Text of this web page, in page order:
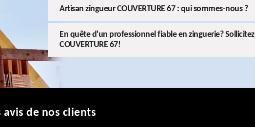
Artisan zingueur COUVERTURE 67 : qui sommes-nous ?
En quête d'un professionnel fiable en zinguerie? Sollicitez
COUVERTURE 67!
avis de nos clients